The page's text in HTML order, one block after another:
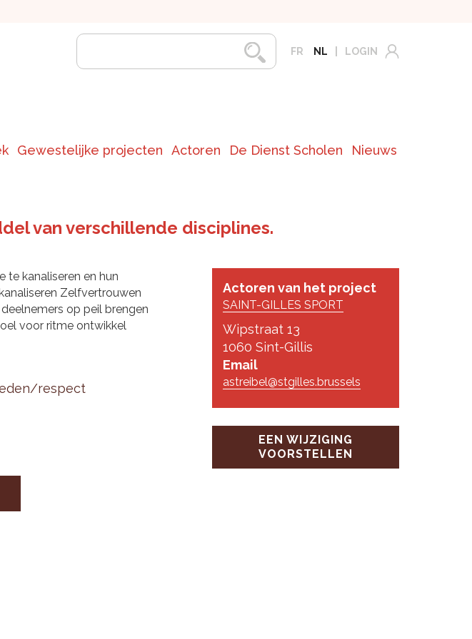
FR NL LOGIN
Gewestelijke projecten Actoren De Dienst Scholen Nieuws
van verschillende disciplines.
Actoren van het project
SAINT-GILLES SPORT
Wipstraat 13
1060 Sint-Gillis
Email
astreibel@stgilles.brussels
EEN WIJZIGING
VOORSTELLEN
te kanaliseren en hun
Zelfvertrouwen
op peil brengen
voor ritme ontwikkel
res­pect